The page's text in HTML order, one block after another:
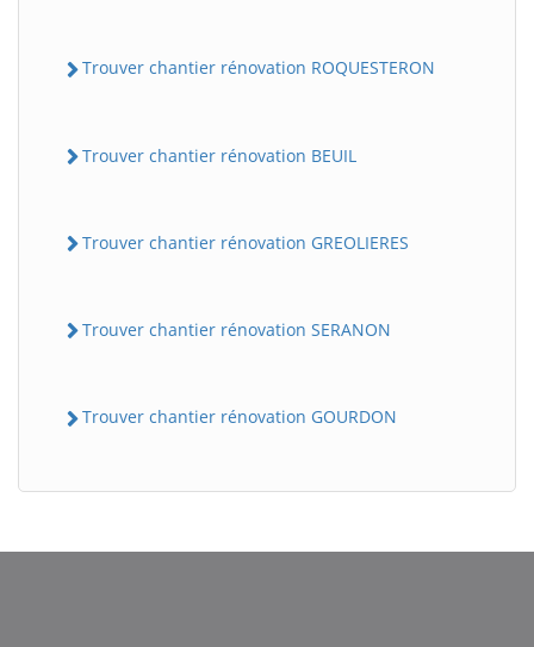
Trouver chantier rénovation ROQUESTERON
Trouver chantier rénovation BEUIL
Trouver chantier rénovation GREOLIERES
Trouver chantier rénovation SERANON
Trouver chantier rénovation GOURDON
BatiWebPro